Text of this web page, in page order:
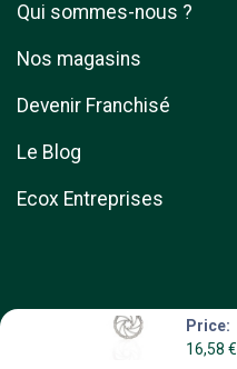
Price:
16,58 €
Qui sommes-nous ?
Nos magasins
Devenir Franchisé
Le Blog
Ecox Entreprises